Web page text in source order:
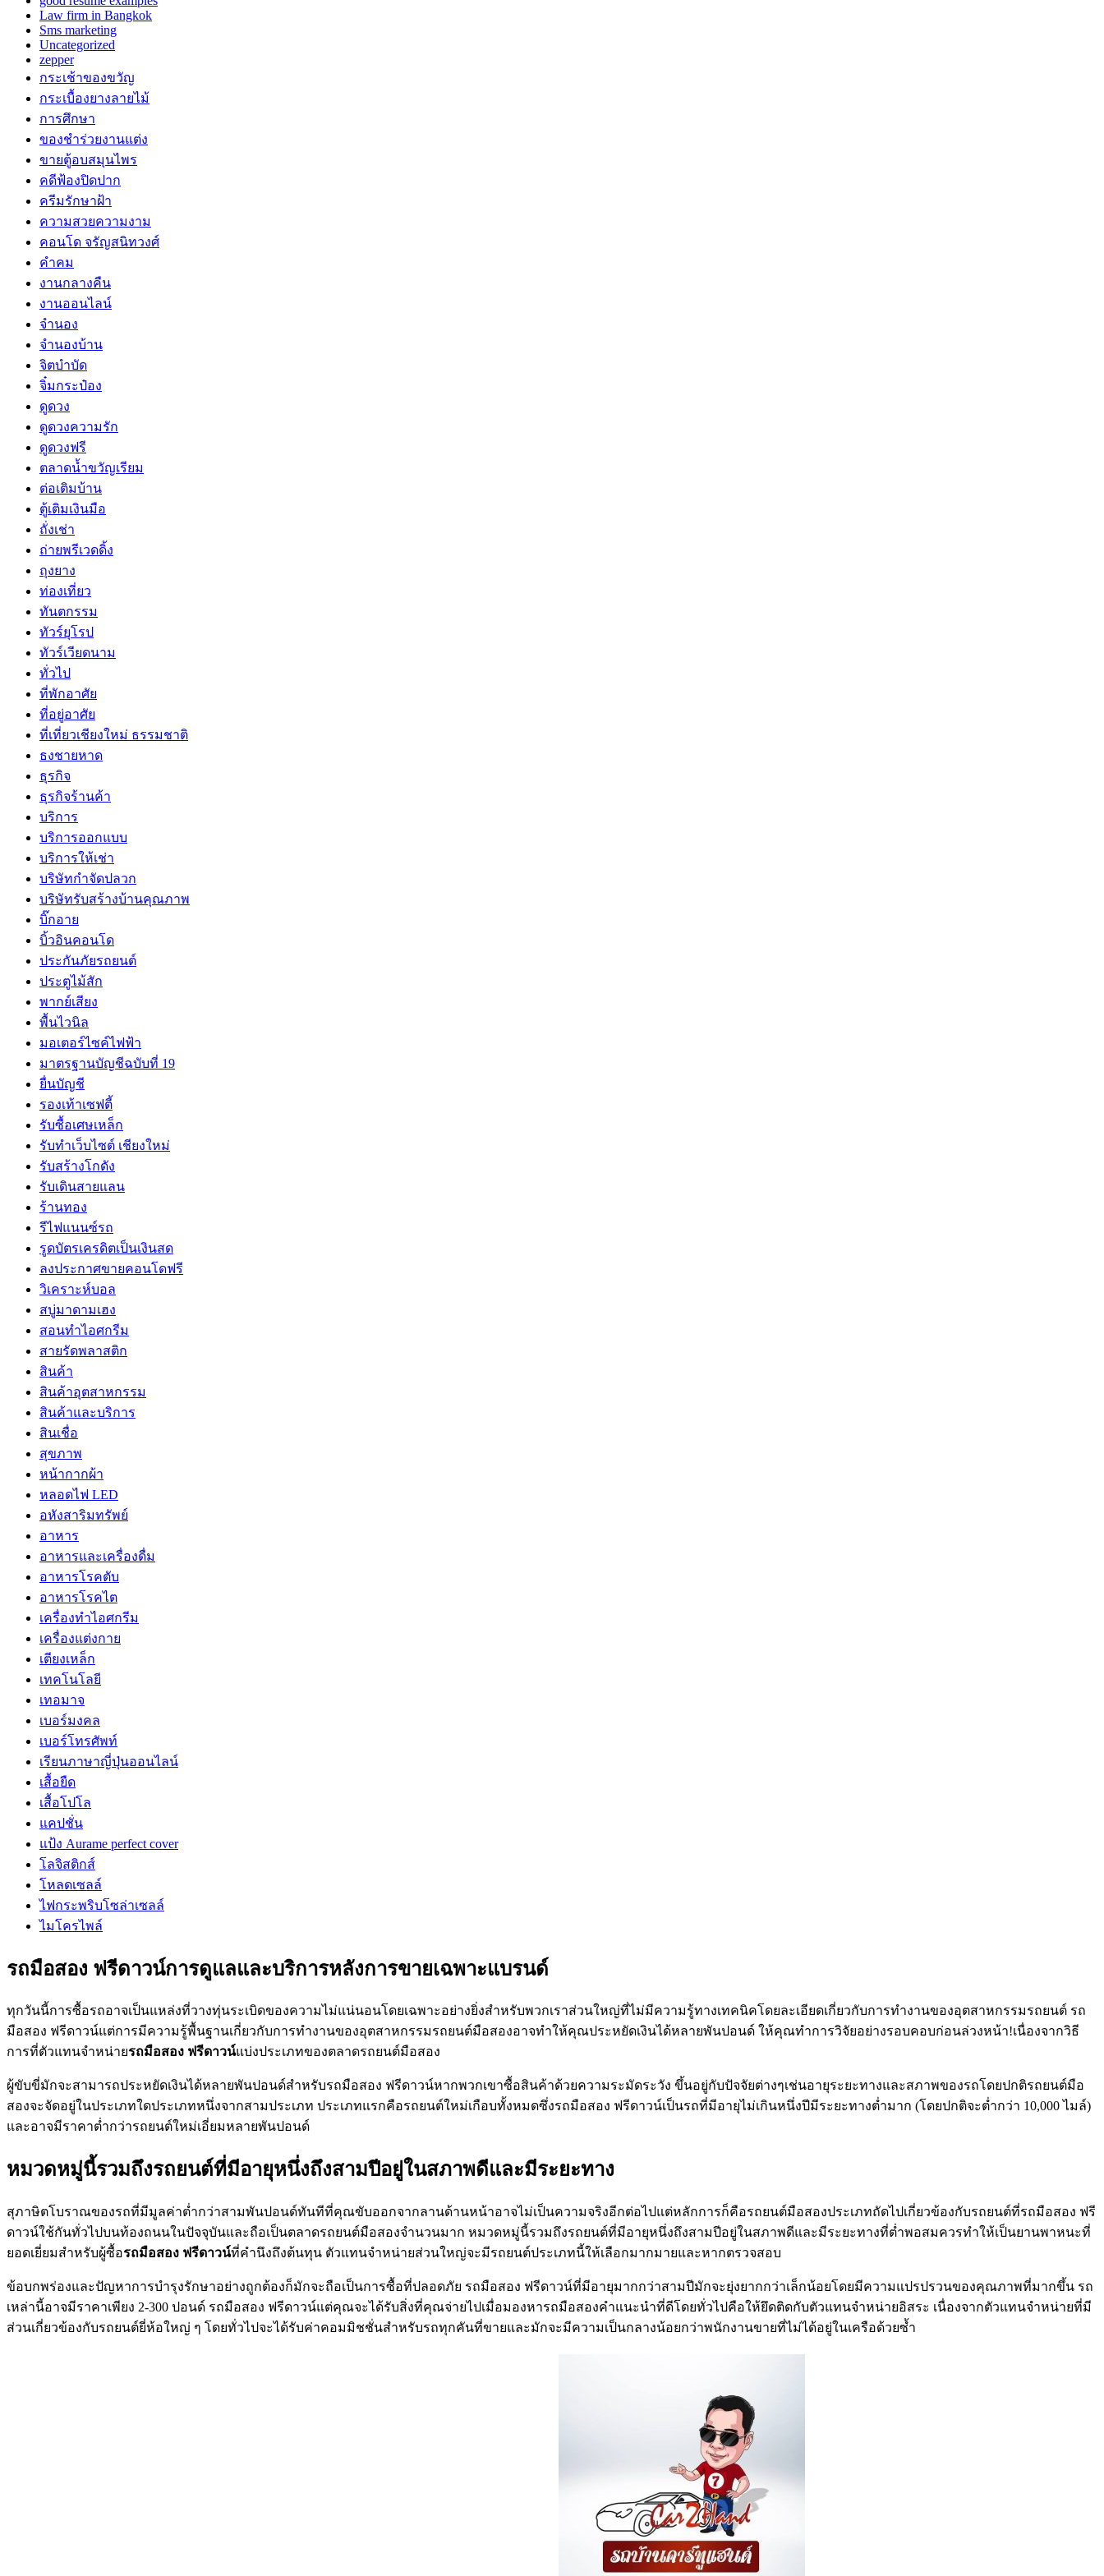
Law firm in Bangkok
Sms marketing
Uncategorized
zepper
กระเช้าของขวัญ
กระเบื้องยางลายไม้
การศึกษา
ของชำร่วยงานแต่ง
ขายตู้อบสมุนไพร
คดีฟ้องปิดปาก
ครีมรักษาฝ้า
ความสวยความงาม
คอนโด จรัญสนิทวงศ์
คำคม
งานกลางคืน
งานออนไลน์
จำนอง
จำนองบ้าน
จิตบำบัด
จิ๋มกระป๋อง
ดูดวง
ดูดวงความรัก
ดูดวงฟรี
ตลาดน้ำขวัญเรียม
ต่อเติมบ้าน
ตู้เติมเงินมือ
ถั่งเช่า
ถ่ายพรีเวดดิ้ง
ถุงยาง
ท่องเที่ยว
ทันตกรรม
ทัวร์ยุโรป
ทัวร์เวียดนาม
ทั่วไป
ที่พักอาศัย
ที่อยู่อาศัย
ที่เที่ยวเชียงใหม่ ธรรมชาติ
ธงชายหาด
ธุรกิจ
ธุรกิจร้านค้า
บริการ
บริการออกแบบ
บริการให้เช่า
บริษัทกำจัดปลวก
บริษัทรับสร้างบ้านคุณภาพ
บิ๊กอาย
บิ้วอินคอนโด
ประกันภัยรถยนต์
ประตูไม้สัก
พากย์เสียง
พื้นไวนิล
มอเตอร์ไซค์ไฟฟ้า
มาตรฐานบัญชีฉบับที่ 19
ยื่นบัญชี
รองเท้าเซฟตี้
รับซื้อเศษเหล็ก
รับทำเว็บไซต์ เชียงใหม่
รับสร้างโกดัง
รับเดินสายแลน
ร้านทอง
รีไฟแนนซ์รถ
รูดบัตรเครดิตเป็นเงินสด
ลงประกาศขายคอนโดฟรี
วิเคราะห์บอล
สบู่มาดามเฮง
สอนทำไอศกรีม
สายรัดพลาสติก
สินค้า
สินค้าอุตสาหกรรม
สินค้าและบริการ
สินเชื่อ
สุขภาพ
หน้ากากผ้า
หลอดไฟ LED
อหังสาริมทรัพย์
อาหาร
อาหารและเครื่องดื่ม
อาหารโรคตับ
อาหารโรคไต
เครื่องทำไอศกรีม
เครื่องแต่งกาย
เตียงเหล็ก
เทคโนโลยี
เทอมาจ
เบอร์มงคล
เบอร์โทรศัพท์
เรียนภาษาญี่ปุ่นออนไลน์
เสื้อยืด
เสื้อโปโล
แคปชั่น
แป้ง Aurame perfect cover
โลจิสติกส์
โหลดเซลล์
ไฟกระพริบโซล่าเซลล์
ไมโครไพล์
รถมือสอง ฟรีดาวน์การดูแลและบริการหลังการขายเฉพาะแบรนด์
ทุกวันนี้การซื้อรถอาจเป็นแหล่งที่วางทุ่นระเบิดของความไม่แน่นอนโดยเฉพาะอย่างยิ่งสำหรับพวกเราส่วนใหญ่ที่ไม่มีความรู้ทางเทคนิคโดยละเอียดเกี่ยวกับการทำงานของอุตสาหกรรมรถยนต์ รถ
มือสอง ฟรีดาวน์แต่การมีความรู้พื้นฐานเกี่ยวกับการทำงานของอุตสาหกรรมรถยนต์มือสองอาจทำให้คุณประหยัดเงินได้หลายพันปอนด์ ให้คุณทำการวิจัยอย่างรอบคอบก่อนล่วงหน้า!เนื่องจากวิธี
การที่ตัวแทนจำหน่ายรถมือสอง ฟรีดาวน์แบ่งประเภทของตลาดรถยนต์มือสอง
ผู้ขับขี่มักจะสามารถประหยัดเงินได้หลายพันปอนด์สำหรับรถมือสอง ฟรีดาวน์หากพวกเขาซื้อสินค้าด้วยความระมัดระวัง ขึ้นอยู่กับปัจจัยต่างๆเช่นอายุระยะทางและสภาพของรถโดยปกติรถยนต์มือ
สองจะจัดอยู่ในประเภทใดประเภทหนึ่งจากสามประเภท ประเภทแรกคือรถยนต์ใหม่เกือบทั้งหมดซึ่งรถมือสอง ฟรีดาวน์เป็นรถที่มีอายุไม่เกินหนึ่งปีมีระยะทางต่ำมาก (โดยปกติจะต่ำกว่า 10,000 ไมล์)
และอาจมีราคาต่ำกว่ารถยนต์ใหม่เอี่ยมหลายพันปอนด์
หมวดหมู่นี้รวมถึงรถยนต์ที่มีอายุหนึ่งถึงสามปีอยู่ในสภาพดีและมีระยะทาง
สุภาษิตโบราณของรถที่มีมูลค่าต่ำกว่าสามพันปอนด์ทันทีที่คุณขับออกจากลานด้านหน้าอาจไม่เป็นความจริงอีกต่อไปแต่หลักการก็คือรถยนต์มือสองประเภทถัดไปเกี่ยวข้องกับรถยนต์ที่รถมือสอง ฟรี
ดาวน์ใช้กันทั่วไปบนท้องถนนในปัจจุบันและถือเป็นตลาดรถยนต์มือสองจำนวนมาก หมวดหมู่นี้รวมถึงรถยนต์ที่มีอายุหนึ่งถึงสามปีอยู่ในสภาพดีและมีระยะทางที่ต่ำพอสมควรทำให้เป็นยานพาหนะที่
ยอดเยี่ยมสำหรับผู้ซื้อรถมือสอง ฟรีดาวน์ที่คำนึงถึงต้นทุน ตัวแทนจำหน่ายส่วนใหญ่จะมีรถยนต์ประเภทนี้ให้เลือกมากมายและหากตรวจสอบ
ข้อบกพร่องและปัญหาการบำรุงรักษาอย่างถูกต้องก็มักจะถือเป็นการซื้อที่ปลอดภัย รถมือสอง ฟรีดาวน์ที่มีอายุมากกว่าสามปีมักจะยุ่งยากกว่าเล็กน้อยโดยมีความแปรปรวนของคุณภาพที่มากขึ้น รถ
เหล่านี้อาจมีราคาเพียง 2-300 ปอนด์ รถมือสอง ฟรีดาวน์แต่คุณจะได้รับสิ่งที่คุณจ่ายไปเมื่อมองหารถมือสองคำแนะนำที่ดีโดยทั่วไปคือให้ยึดติดกับตัวแทนจำหน่ายอิสระ เนื่องจากตัวแทนจำหน่ายที่มี
ส่วนเกี่ยวข้องกับรถยนต์ยี่ห้อใหญ่ ๆ โดยทั่วไปจะได้รับค่าคอมมิชชั่นสำหรับรถทุกคันที่ขายและมักจะมีความเป็นกลางน้อยกว่าพนักงานขายที่ไม่ได้อยู่ในเครือด้วยซ้ำ